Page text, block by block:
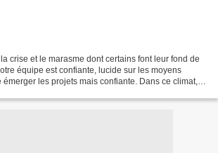
crise et le marasme dont certains font leur fond de
équipe est confiante, lucide sur les moyens
les projets mais confiante. Dans ce climat,